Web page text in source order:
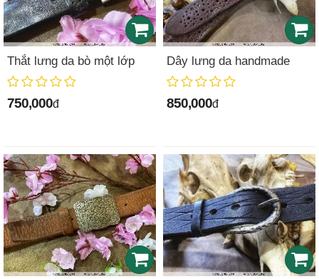
Thắt lưng da bò một lớp
750,000đ
Dây lưng da handmade
850,000đ